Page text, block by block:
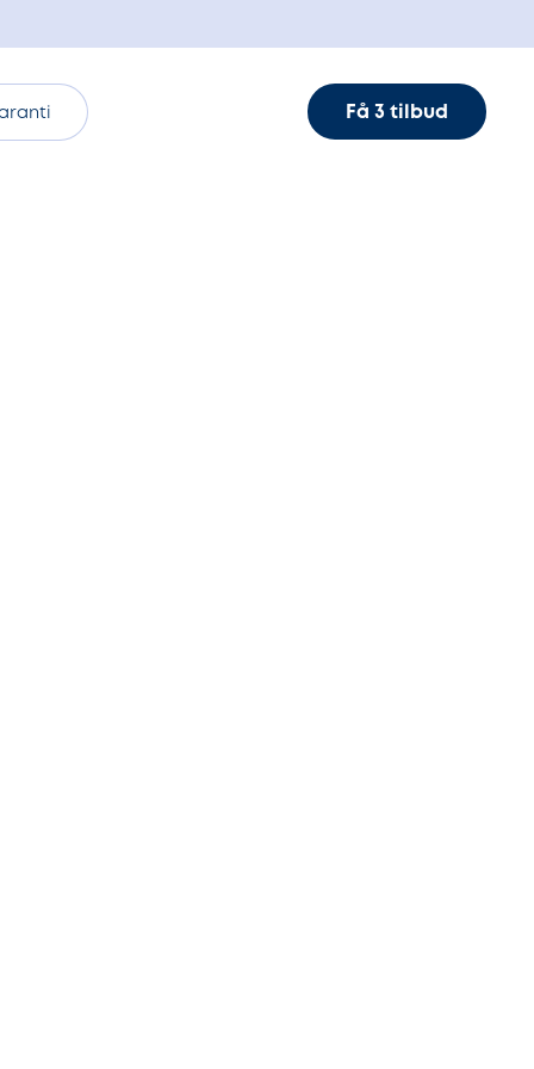
Få 3 tilbud